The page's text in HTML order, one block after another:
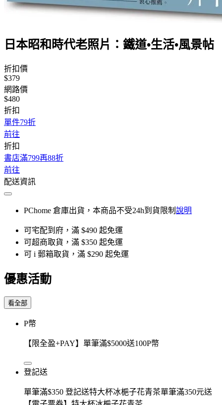
日本昭和時代老照片：鐵道•生活•風景帖
折扣價
$379
網路價
$480
折扣
單件79折
前往
折扣
書店滿799再88折
前往
配送資訊
PChome 倉庫出貨，本商品不受24h到貨限制 說明
可宅配到府，滿 $490 起免運
可超商取貨，滿 $350 起免運
可 i 郵箱取貨，滿 $290 起免運
優惠活動
看全部
P幣
【限全盈+PAY】單筆滿$5000送100P幣
登記送
單筆滿$350 登記送特大杯冰梔子花青茶單筆滿350元送